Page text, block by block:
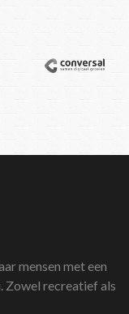
mensen met een
Zowel recreatief als